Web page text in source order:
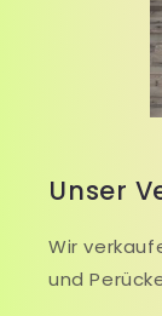
Unser
Wir
und